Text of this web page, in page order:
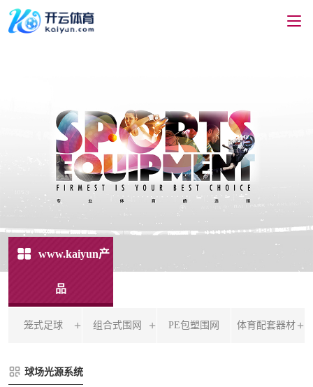
www.kaiyun产
品
笼式足球 组合式围网 PE包塑围网 体育配套器材
球场光源系统